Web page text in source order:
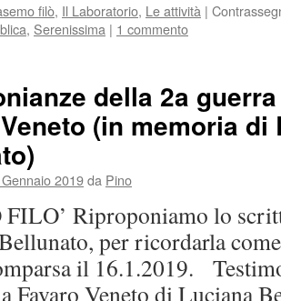
filò, Il Laboratorio, Le attività |
, Serenissima | 1 commento
della 2a
(in memoria di
2019da Pino
FILO’ Riproponiamo lo
per ricordarla
il 16.1.2019.
Favaro Veneto di Luciana